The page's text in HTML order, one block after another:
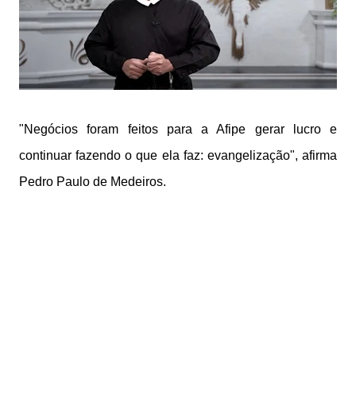
"Negócios foram feitos para a Afipe gerar lucro e
continuar fazendo o que ela faz: evangelização", afirma
Pedro Paulo de Medeiros.